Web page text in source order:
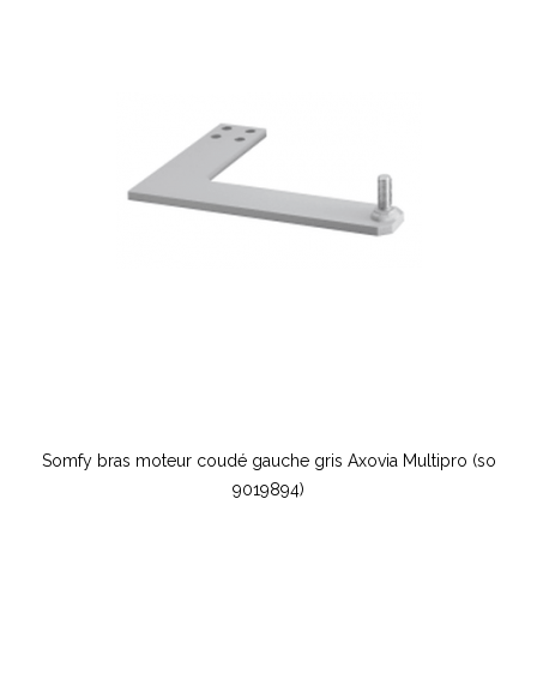
Somfy bras moteur coudé gauche gris Axovia Multipro (so
9019894)